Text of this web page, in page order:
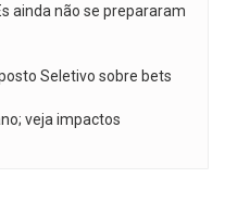
ainda não se prepararam
Seletivo sobre bets
veja impactos